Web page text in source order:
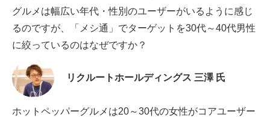
グルメは幅広い年代・性別のユーザーがいるように感じ
るのですが、「メシ通」でターゲットを30代～40代男性
に絞っているのはなぜですか？
リクルートホールディングス 三澤 氏
ホットペッパーグルメは20～30代の女性がコアユーザー